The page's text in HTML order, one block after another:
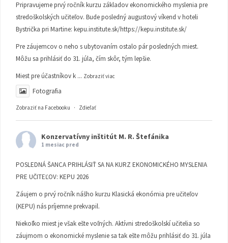
Pripravujeme prvý ročník kurzu základov ekonomického myslenia pre
stredoškolských učiteľov. Bude posledný augustový víkend v hoteli
Bystrička pri Martine: kepu.institute.sk/https://kepu.institute.sk/
Pre záujemcov o neho s ubytovaním ostalo pár posledných miest.
Môžu sa prihlásiť do 31. júla, čím skôr, tým lepšie.
Miest pre účastníkov k ... Zobraziť viac
Fotografia
Zobraziť na Facebooku · Zdieľať
Konzervatívny inštitút M. R. Štefánika
1 mesiac pred
POSLEDNÁ ŠANCA PRIHLÁSIŤ SA NA KURZ EKONOMICKÉHO MYSLENIA
PRE UČITEĽOV: KEPU 2026
Záujem o prvý ročník nášho kurzu Klasická ekonómia pre učiteľov
(KEPU) nás príjemne prekvapil.
Niekoľko miest je však ešte voľných. Aktívni stredoškolskí učitelia so
záujmom o ekonomické myslenie sa tak ešte môžu prihlásiť do 31. júla